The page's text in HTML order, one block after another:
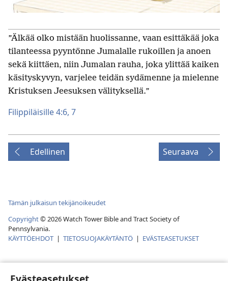
”Älkää olko mistään huolissanne, vaan esittäkää joka
tilanteessa pyyntönne Jumalalle rukoillen ja anoen
sekä kiittäen, niin Jumalan rauha, joka ylittää kaiken
käsityskyvyn, varjelee teidän sydämenne ja mielenne
Kristuksen Jeesuksen välityksellä.”
Filippiläisille 4:6, 7
Edellinen Seuraava
Tämän julkaisun tekijänoikeudet
Copyright© 2026 Watch Tower Bible and Tract Society of
Pennsylvania.
KÄYTTÖEHDOT | TIETOSUOJAKÄYTÄNTÖ | EVÄSTEASETUKSET